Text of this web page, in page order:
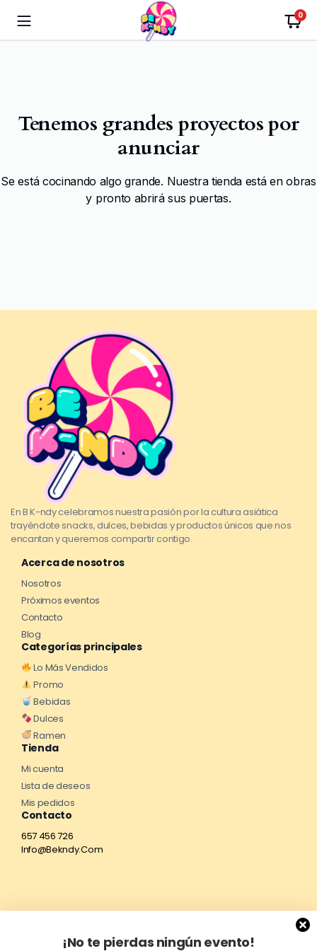
0
Tenemos grandes proyectos por
anunciar
Se está cocinando algo grande. Nuestra tienda está en obras
y pronto abrirá sus puertas.
En B K-ndy celebramos nuestra pasión por la cultura asiática
trayéndote snacks, dulces, bebidas y productos únicos que nos
encantan y queremos compartir contigo.
Acerca de nosotros
Nosotros
Próximos eventos
Contacto
Blog
Categorías principales
Lo Más Vendidos
Promo
Bebidas
Dulces
Ramen
Tienda
Mi cuenta
Lista de deseos
Mis pedidos
Contacto
657 456 726
Info@Bekndy.Com
¡No te pierdas ningún evento!